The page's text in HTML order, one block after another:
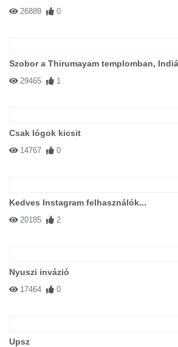
26889 0
Szobor a Thirumayam templomban,
29465 1
Csak lógok kicsit
14767 0
Kedves Instagram felhasználók...
20185 2
Nyuszi invázió
17464 0
Upsz